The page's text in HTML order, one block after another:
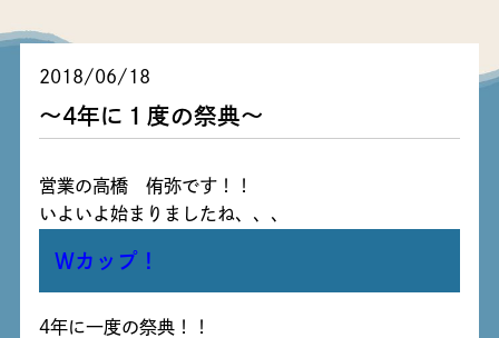
2018/06/18
～4年に１度の祭典～
営業の高橋 侑弥です！！
いよいよ始まりましたね、、、
Wカップ！
4年に一度の祭典！！